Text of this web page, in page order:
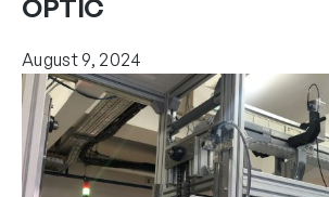
OPTIC
August 9, 2024